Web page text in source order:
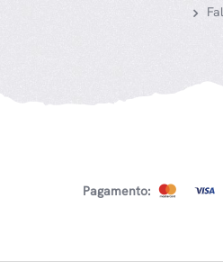
Pagamento: